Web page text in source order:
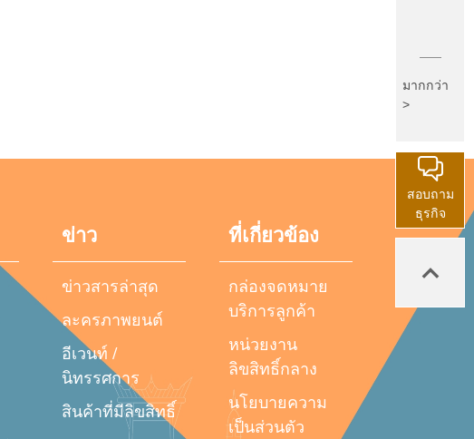
ข่าว
ข่าวสารล่าสุด
ละครภาพยนต์
อีเวนท์ /
นิทรรศการ
สินค้าที่มีลิขสิทธิ์
ที่เกี่ยวข้อง
กล่องจดหมาย
บริการลูกค้า
หน่วยงาน
ลิขสิทธิ์กลาง
นโยบายความ
เป็นส่วนตัว
มากกว่า
>
สอบถาม
ธุรกิจ